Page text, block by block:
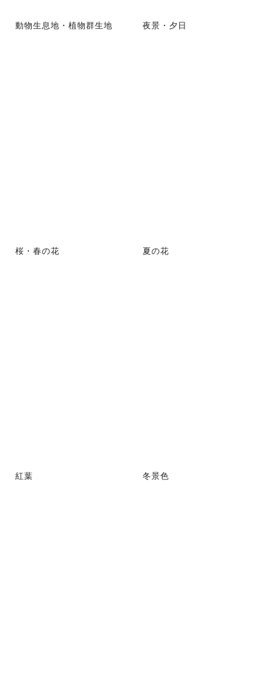
動物生息地・植物群生地 夜景・夕日
桜・春の花 夏の花
紅葉 冬景色